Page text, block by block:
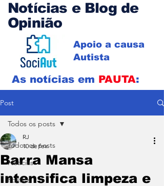
Notícias e Blog de
Opinião
Apoio a causa
Autista
As notícias em PAUTA:
Post
Todos os posts
Notícias
Política
Todos os posts
Barra Mansa
intensifica limpeza e
RJ
10 de fev.